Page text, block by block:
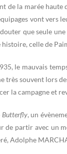
de la marée haute
vont
que seule une
celle de
le mauvais
très souvent lors
la campagne et
Butterfly, un
de partir avec un
Adolphe